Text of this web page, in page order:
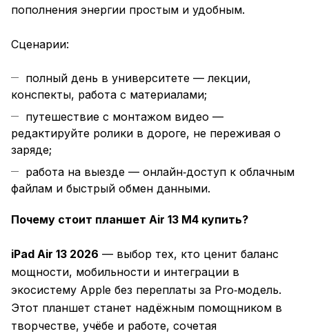
пополнения энергии простым и удобным.
Сценарии:
полный день в университете — лекции,
конспекты, работа с материалами;
путешествие с монтажом видео —
редактируйте ролики в дороге, не переживая о
заряде;
работа на выезде — онлайн‑доступ к облачным
файлам и быстрый обмен данными.
Почему стоит планшет Air 13 M4 купить?
iPad Air 13 2026 — выбор тех, кто ценит баланс
мощности, мобильности и интеграции в
экосистему Apple без переплаты за Pro‑модель.
Этот планшет станет надёжным помощником в
творчестве, учёбе и работе, сочетая